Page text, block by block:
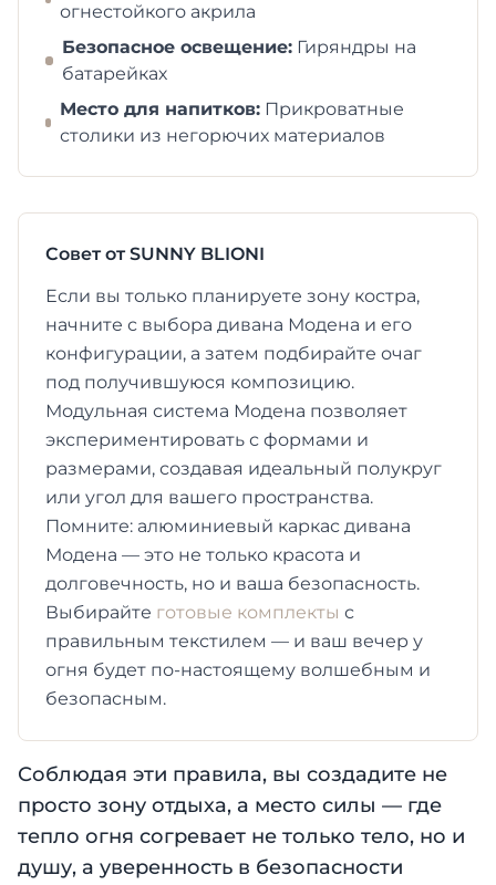
огнестойкого акрила
Безопасное освещение:Гиряндры на
батарейках
Место для напитков:Прикроватные
столики из негорючих материалов
Совет от SUNNY BLIONI
Если вы только планируете зону костра,
начните с выбора дивана Модена и его
конфигурации, а затем подбирайте очаг
под получившуюся композицию.
Модульная система Модена позволяет
экспериментировать с формами и
размерами, создавая идеальный полукруг
или угол для вашего пространства.
Помните: алюминиевый каркас дивана
Модена — это не только красота и
долговечность, но и ваша безопасность.
Выбирайте готовые комплекты с
правильным текстилем — и ваш вечер у
огня будет по-настоящему волшебным и
безопасным.
Соблюдая эти правила, вы создадите не
просто зону отдыха, а место силы — где
тепло огня согревает не только тело, но и
душу, а уверенность в безопасности